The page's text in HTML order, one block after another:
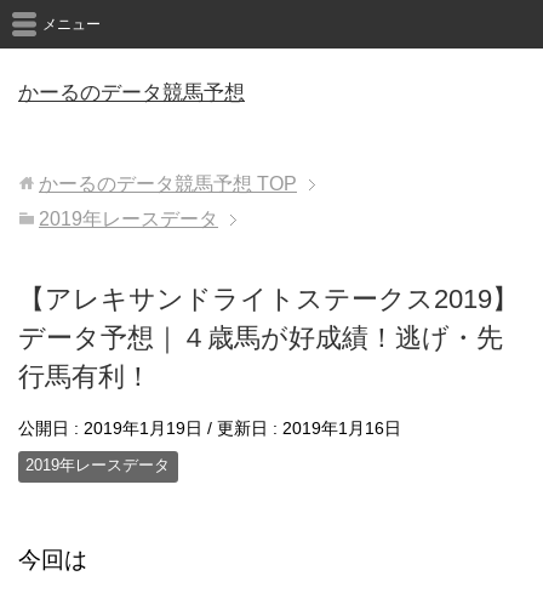
かーるのデータ競馬予想
メニュー
かーるのデータ競馬予想 TOP
2019年レースデータ
【アレキサンドライトステークス2019】
データ予想｜４歳馬が好成績！逃げ・先
行馬有利！
公開日 : 2019年1月19日 / 更新日 : 2019年1月16日
2019年レースデータ
今回は